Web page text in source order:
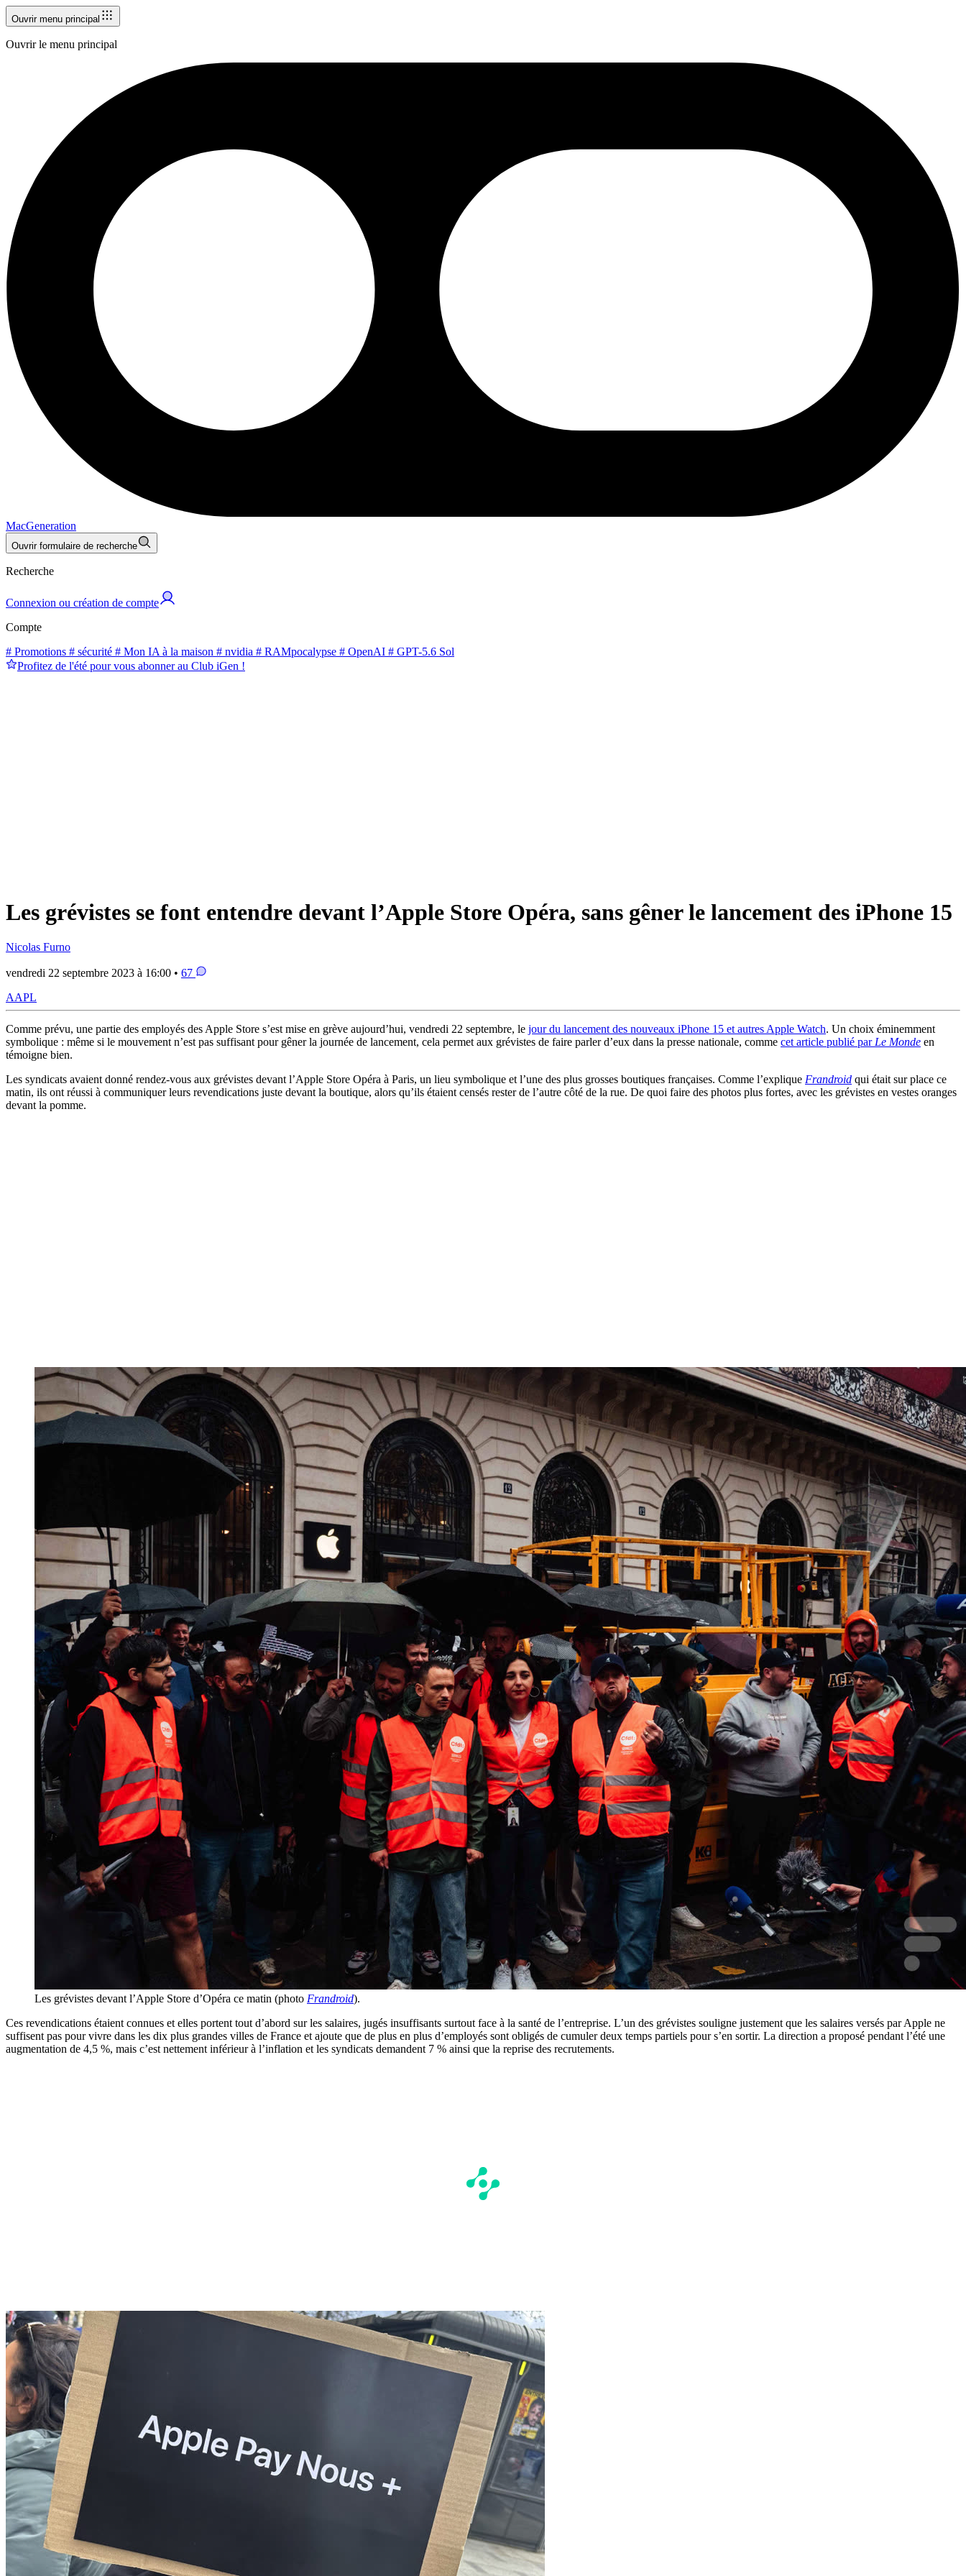
Ouvrir menu principal
Ouvrir le menu principal
MacGeneration
Ouvrir formulaire de recherche
Recherche
Connexion ou création de compte
Compte
# Promotions # sécurité # Mon IA à la maison # nvidia # RAMpocalypse # OpenAI # GPT-5.6 Sol
Profitez de l'été pour vous abonner au Club iGen !
Les grévistes se font entendre devant l’Apple Store Opéra, sans gêner le lancement des iPhone 15
Nicolas Furno
vendredi 22 septembre 2023 à 16:00 • 67
AAPL
Comme prévu, une partie des employés des Apple Store s’est mise en grève aujourd’hui, vendredi 22 septembre, le jour du lancement des nouveaux iPhone 15 et autres Apple Watch. Un choix éminemment
symbolique : même si le mouvement n’est pas suffisant pour gêner la journée de lancement, cela permet aux grévistes de faire parler d’eux dans la presse nationale, comme cet article publié par Le Monde en
témoigne bien.
Les syndicats avaient donné rendez-vous aux grévistes devant l’Apple Store Opéra à Paris, un lieu symbolique et l’une des plus grosses boutiques françaises. Comme l’explique Frandroid qui était sur place ce
matin, ils ont réussi à communiquer leurs revendications juste devant la boutique, alors qu’ils étaient censés rester de l’autre côté de la rue. De quoi faire des photos plus fortes, avec les grévistes en vestes oranges
devant la pomme.
Les grévistes devant l’Apple Store d’Opéra ce matin (photo Frandroid).
Ces revendications étaient connues et elles portent tout d’abord sur les salaires, jugés insuffisants surtout face à la santé de l’entreprise. L’un des grévistes souligne justement que les salaires versés par Apple ne
suffisent pas pour vivre dans les dix plus grandes villes de France et ajoute que de plus en plus d’employés sont obligés de cumuler deux temps partiels pour s’en sortir. La direction a proposé pendant l’été une
augmentation de 4,5 %, mais c’est nettement inférieur à l’inflation et les syndicats demandent 7 % ainsi que la reprise des recrutements.